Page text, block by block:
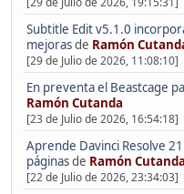
Subtitle Edit v5.1.0
mejorasde Ramón
[29 de Julio de 2026, 11:08:10]
En preventa el Beastcage
Ramón Cutanda
[23 de Julio de 2026, 16:54:18]
Aprende Davinci Resolve
páginasde Ramón Cutanda
[22 de Julio de 2026, 23:34:03]